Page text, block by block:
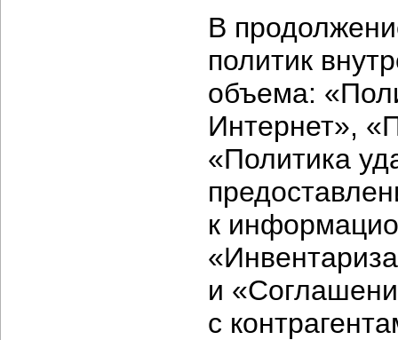
В
политик
объема:
Интернет»,
«Политика
к
и
с